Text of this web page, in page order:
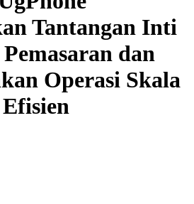
Tantangan Inti
dan
Operasi Skala